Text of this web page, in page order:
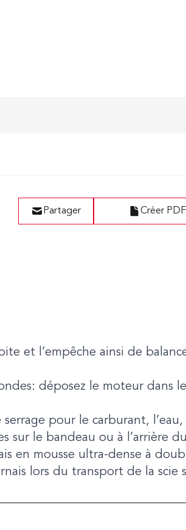
Créer PDF
Partager
et l’empêche ainsi de
déposez le moteur dans
pour le carburant, l’eau,
sur le bandeau ou à l’arrière du
en mousse ultra-dense à
lors du transport de la scie